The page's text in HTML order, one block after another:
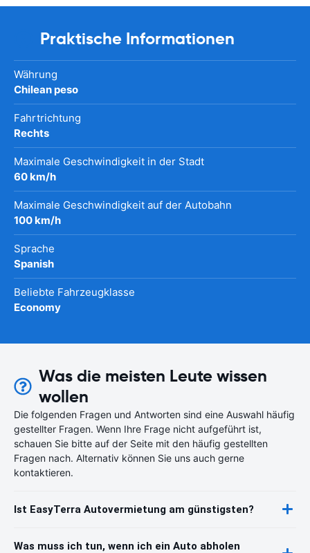
Praktische Informationen
Währung
Chilean peso
Fahrtrichtung
Rechts
Maximale Geschwindigkeit in der Stadt
60 km/h
Maximale Geschwindigkeit auf der Autobahn
100 km/h
Sprache
Spanish
Beliebte Fahrzeugklasse
Economy
Was die meisten Leute wissen
wollen
Die folgenden Fragen und Antworten sind eine Auswahl häufig
gestellter Fragen. Wenn Ihre Frage nicht aufgeführt ist,
schauen Sie bitte auf der Seite mit den häufig gestellten
Fragen nach. Alternativ können Sie uns auch gerne
kontaktieren.
Ist EasyTerra Autovermietung am günstigsten?
Was muss ich tun, wenn ich ein Auto abholen